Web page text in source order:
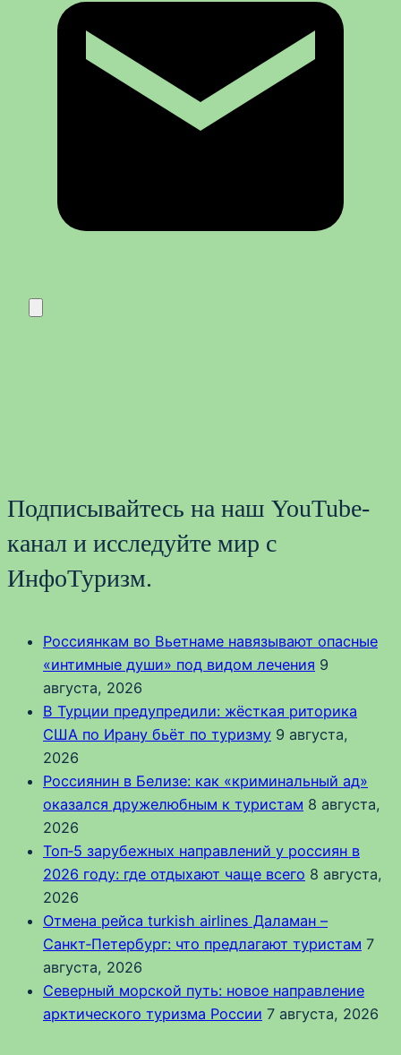
Подписывайтесь на наш YouTube-
канал и исследуйте мир с
ИнфоТуризм.
Россиянкам во Вьетнаме навязывают опасные
«интимные души» под видом лечения 9
августа, 2026
В Турции предупредили: жёсткая риторика
США по Ирану бьёт по туризму 9 августа,
2026
Россиянин в Белизе: как «криминальный ад»
оказался дружелюбным к туристам 8 августа,
2026
Топ‑5 зарубежных направлений у россиян в
2026 году: где отдыхают чаще всего 8 августа,
2026
Отмена рейса turkish airlines Даламан –
Санкт‑Петербург: что предлагают туристам 7
августа, 2026
Северный морской путь: новое направление
арктического туризма России 7 августа, 2026